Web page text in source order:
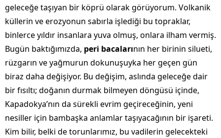
geleceğe taşıyan bir köprü olarak görüyorum. Volkanik
küllerin ve erozyonun sabırla işlediği bu topraklar,
binlerce yıldır insanlara yuva olmuş, onlara ilham vermiş.
Bugün baktığımızda, peri bacalarının her birinin silueti,
rüzgarın ve yağmurun dokunuşuyka her geçen gün
biraz daha değişiyor. Bu değişim, aslında geleceğe dair
bir fısıltı; doğanın durmak bilmeyen döngüsü içinde,
Kapadokya’nın da sürekli evrim geçireceğinin, yeni
nesiller için bambaşka anlamlar taşıyacağının bir işareti.
Kim bilir, belki de torunlarımız, bu vadilerin gelecekteki